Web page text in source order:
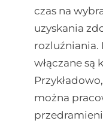
czas na
uzyskania
rozluźniania.
włączane są
można